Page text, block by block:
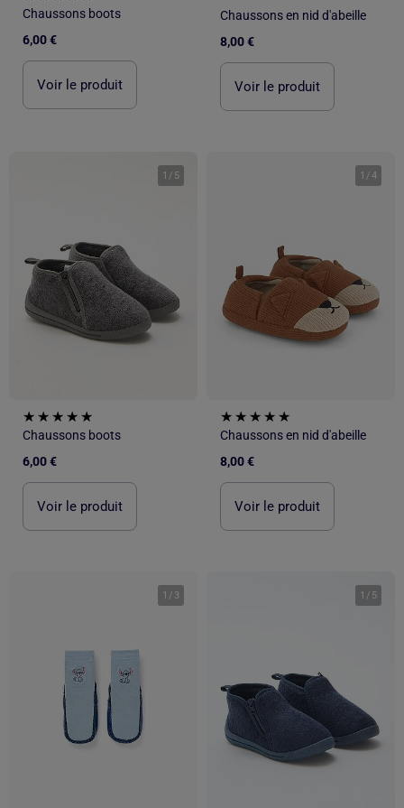
Chaussons boots
6,00 €
Voir le produit
Chaussons en nid d'abeille
8,00 €
Voir le produit
1 / 5
Chaussons boots
6,00 €
Voir le produit
1 /4
Chaussons en nid d'abeille
8,00 €
Voir le produit
1 / 3 1 / 5